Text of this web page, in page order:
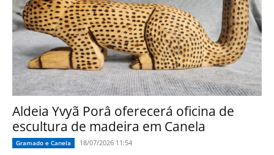
Aldeia Yvyã Porâ oferecerá oficina de
escultura de madeira em Canela
Gramado e Canela 18/07/2026 11:54